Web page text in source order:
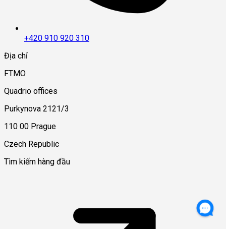
+420 910 920 310
Địa chỉ
FTMO
Quadrio offices
Purkynova 2121/3
110 00 Prague
Czech Republic
Tìm kiếm hàng đầu